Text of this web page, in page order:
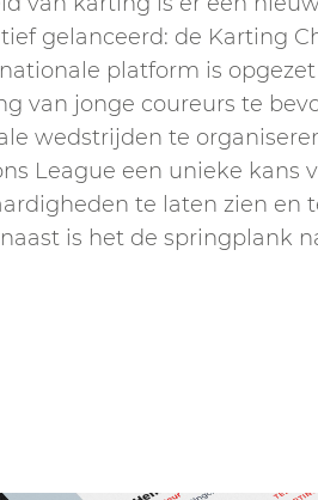
gelanceerd: de Karting
platform is
van jonge coureurs te
wedstrijden te
League een unieke kans
te laten zien en
is het de springplank